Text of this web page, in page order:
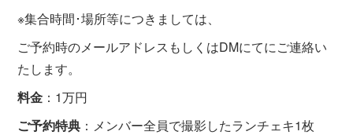
※集合時間･場所等につきましては、
ご予約時のメールアドレスもしくはDMにてにご連絡い
たします。
料金 ：1万円
ご予約特典 ：メンバー全員で撮影したランチェキ1枚